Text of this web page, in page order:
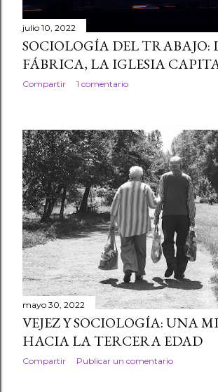
d
a
s
julio 10, 2022
SOCIOLOGÍA DEL TRABAJO:
FÁBRICA, LA IGLESIA
Compartir 1 comentario
mayo 30, 2022
VEJEZ Y SOCIOLOGÍA: UNA
HACIA LA TERCERA EDAD
Compartir Publicar un comentario